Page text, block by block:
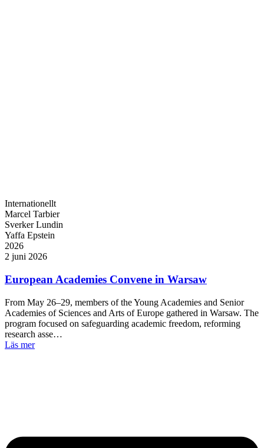
Internationellt
Marcel Tarbier
Sverker Lundin
Yaffa Epstein
2026
2 juni 2026
European Academies Convene in Warsaw
From May 26–29, members of the Young Academies and Senior
Academies of Sciences and Arts of Europe gathered in Warsaw. The
program focused on safeguarding academic freedom, reforming
research asse…
Läs mer